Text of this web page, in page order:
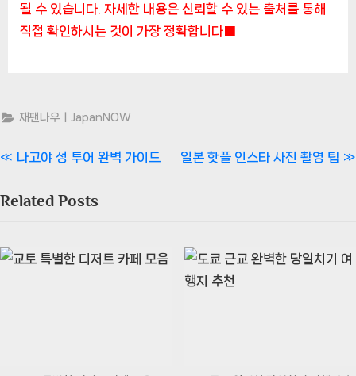
될 수 있습니다. 자세한 내용은 신뢰할 수 있는 출처를 통해
직접 확인하시는 것이 가장 정확합니다■
재팬나우ㅣJapanNOW
글
탐
P
e
o
나고야 성 투어 완벽 가이드
N
P
s
일본 핫플 인스타 사진 촬영 팁
Related Posts